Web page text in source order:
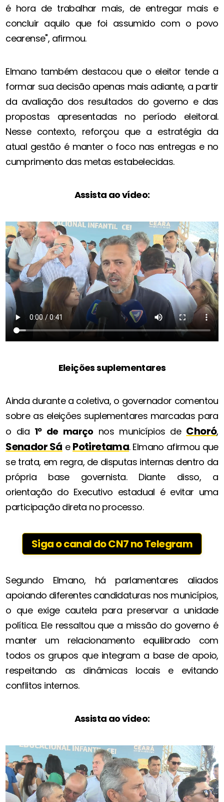
é hora de trabalhar mais, de entregar mais e
concluir aquilo que foi assumido com o povo
cearense", afirmou.
Elmano também destacou que o eleitor tende a
formar sua decisão apenas mais adiante, a partir
da avaliação dos resultados do governo e das
propostas apresentadas no período eleitoral.
Nesse contexto, reforçou que a estratégia da
atual gestão é manter o foco nas entregas e no
cumprimento das metas estabelecidas.
Assista ao vídeo:
Eleições suplementares
Ainda durante a coletiva, o governador comentou
sobre as eleições suplementares marcadas para
o dia 1º de março nos municípios de Choró,
Senador Sá e Potiretama. Elmano afirmou que
se trata, em regra, de disputas internas dentro da
própria base governista. Diante disso, a
orientação do Executivo estadual é evitar uma
participação direta no processo.
Siga o canal do CN7 no Telegram
Segundo Elmano, há parlamentares aliados
apoiando diferentes candidaturas nos municípios,
o que exige cautela para preservar a unidade
política. Ele ressaltou que a missão do governo é
manter um relacionamento equilibrado com
todos os grupos que integram a base de apoio,
respeitando as dinâmicas locais e evitando
conflitos internos.
Assista ao vídeo: